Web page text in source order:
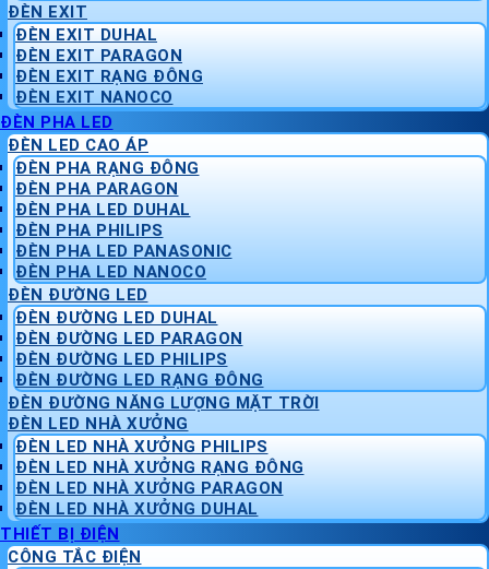
ĐÈN EXIT
ĐÈN EXIT DUHAL
ĐÈN EXIT PARAGON
ĐÈN EXIT RẠNG ĐÔNG
ĐÈN EXIT NANOCO
ĐÈN PHA LED
ĐÈN LED CAO ÁP
ĐÈN PHA RẠNG ĐÔNG
ĐÈN PHA PARAGON
ĐÈN PHA LED DUHAL
ĐÈN PHA PHILIPS
ĐÈN PHA LED PANASONIC
ĐÈN PHA LED NANOCO
ĐÈN ĐƯỜNG LED
ĐÈN ĐƯỜNG LED DUHAL
ĐÈN ĐƯỜNG LED PARAGON
ĐÈN ĐƯỜNG LED PHILIPS
ĐÈN ĐƯỜNG LED RẠNG ĐÔNG
ĐÈN ĐƯỜNG NĂNG LƯỢNG MẶT TRỜI
ĐÈN LED NHÀ XƯỞNG
ĐÈN LED NHÀ XƯỞNG PHILIPS
ĐÈN LED NHÀ XƯỞNG RẠNG ĐÔNG
ĐÈN LED NHÀ XƯỞNG PARAGON
ĐÈN LED NHÀ XƯỞNG DUHAL
THIẾT BỊ ĐIỆN
CÔNG TẮC ĐIỆN